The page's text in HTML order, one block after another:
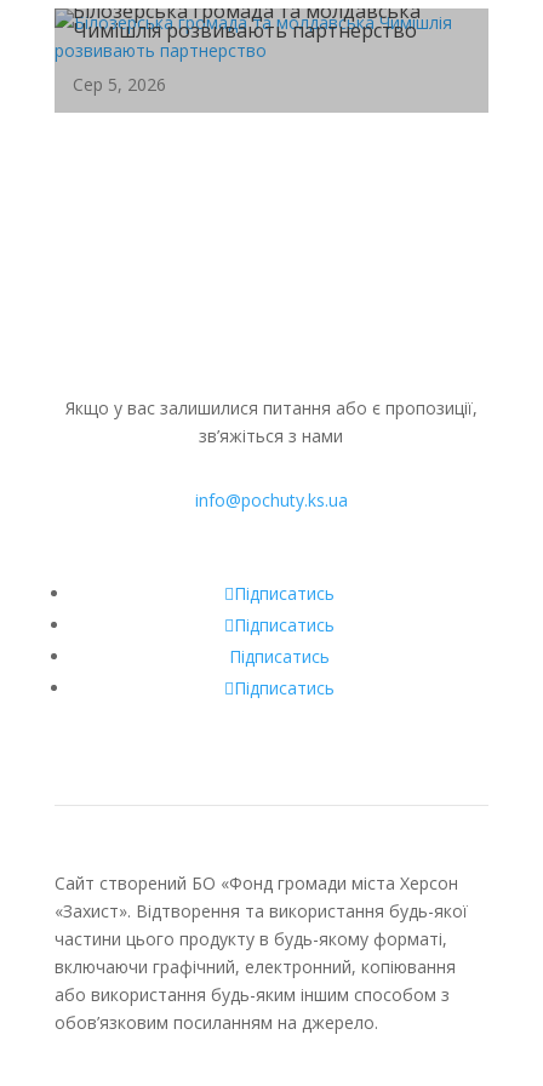
продовжує системну підтримку ВПО...
Білозерська громада та молдавська
Чимішлія розвивають партнерство
Сер 5, 2026
Якщо у вас залишилися питання або є пропозиції,
зв’яжіться з нами
info@pochuty.ks.ua
Підписатись
Підписатись
Підписатись
Підписатись
Сайт створений БО «Фонд громади міста Херсон
«Захист». Відтворення та використання будь-якої
частини цього продукту в будь-якому форматі,
включаючи графічний, електронний, копіювання
або використання будь-яким іншим способом з
обов’язковим посиланням на джерело.